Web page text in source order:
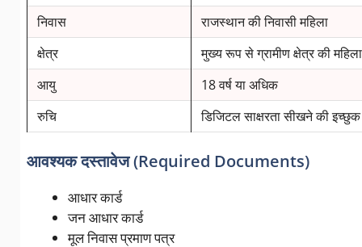
निवास
राजस्थान की निवासी महिला
क्षेत्र
मुख्य रूप से ग्रामीण क्षेत्र की
आयु
18 वर्ष या अधिक
रुचि
डिजिटल साक्षरता सीखने की इच्छुक
आवश्यक दस्तावेज (Required Documents)
आधार कार्ड
जन आधार कार्ड
मूल निवास प्रमाण पत्र